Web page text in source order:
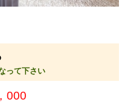
って下さい
000